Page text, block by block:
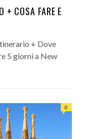
+ COSA FARE E
+ Dove
5 giorni a New
0